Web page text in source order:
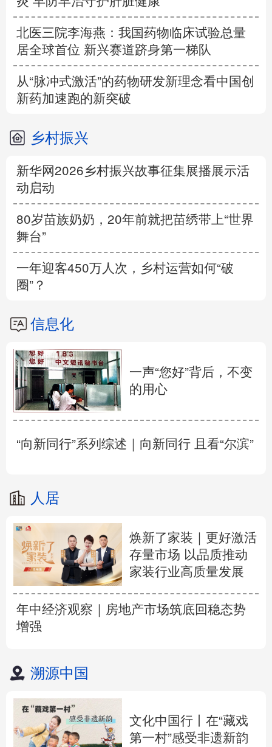
北医三院李海燕：我国药物临床试验总量
居全球首位 新兴赛道跻身第一梯队
从“脉冲式激活”的药物研发新理念看中国创
新药加速跑的新突破
乡村振兴
新华网2026乡村振兴故事征集展播展示活
动启动
80岁苗族奶奶，20年前就把苗绣带上“世界
舞台”
一年迎客450万人次，乡村运营如何“破
圈”？
信息化
一声“您好”背后，不变
的用心
“向新同行”系列综述｜向新同行 且看“尔滨”
人居
焕新了家装｜更好激活
存量市场 以品质推动
家装行业高质量发展
年中经济观察｜房地产市场筑底回稳态势
增强
溯源中国
文化中国行丨在“藏戏
第一村”感受非遗新韵